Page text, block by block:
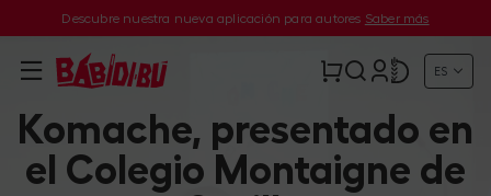
Descubre nuestra nueva aplicación para autores Saber más
ES
Komache, presentado en
el Colegio Montaigne de